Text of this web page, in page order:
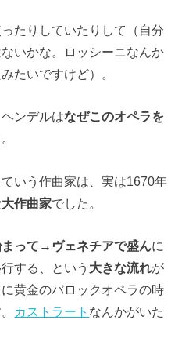
たりしていたりして（自分
いかな。ロッシーニなんか
たいですけど）。
ンデルはなぜこのオペラを
ていう作曲家は、実は1670年
作曲家でした。
って→ヴェネチアで盛んに
する、という 大きな流れが
黄金のバロックオペラの時
カストラート なんかがいた